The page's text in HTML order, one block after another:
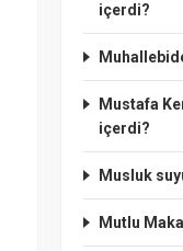
içerdi?
Mustafa
içerdi?
Musluk
Mutlu